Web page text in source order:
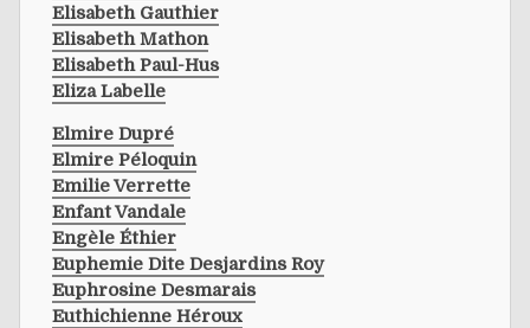
Elisabeth Gauthier
Elisabeth Mathon
Elisabeth Paul-Hus
Eliza Labelle
Elmire Dupré
Elmire Péloquin
Emilie Verrette
Enfant Vandale
Engèle Éthier
Euphemie Dite Desjardins Roy
Euphrosine Desmarais
Euthichienne Héroux